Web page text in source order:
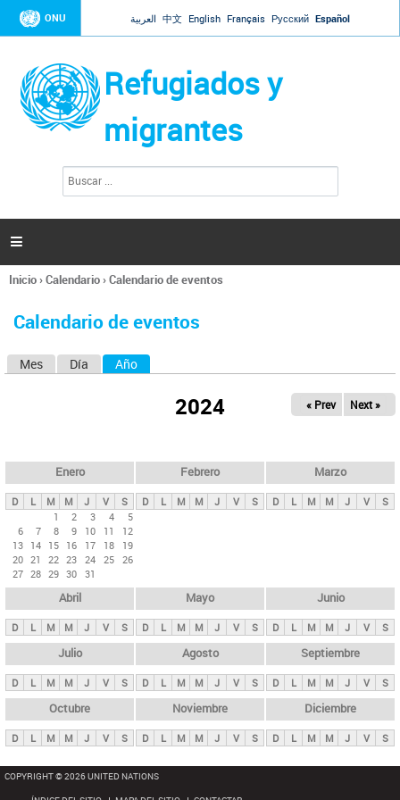
Jump to navigation
ONU العربية 中文 English Français Русский Español
Refugiados y
migrantes
l
d
s

Se
usted
Inicio›Calendario›Calendario de eventos
Calendario de eventos
s
p
n
i
p
a
l
s
Mes Día Año
2024 « Prev Next »
Enero
D L M M J V
S
1
2 3 4
5
6
7 8 9 10 11
12
13 14 15 16 17 18
19
20 21 22 23 24 25 26
27 28 29 30 31
Febrero
D L M M J V S
Marzo
D L M M J V S
Abril
D L M M J V S
Mayo
D L M M J V S
Junio
D L M M J V S
Julio
D L M M J V S
Agosto
D L M M J V S
Septiembre
D L M M J V S
Octubre
D L M M J V S
Noviembre
D L M M J V S
Diciembre
D L M M J V S
COPYRIGHT © 2026 UNITED NATIONS